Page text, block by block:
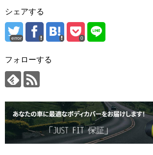
シェアする
error 0
フォローする